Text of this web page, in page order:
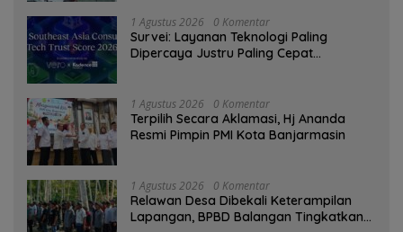
1 Agustus 2026 0 Komentar
Survei: Layanan Teknologi Paling
Dipercaya Justru Paling Cepat
1 Agustus 2026 0 Komentar
‎Terpilih Secara Aklamasi, Hj Ananda
Resmi Pimpin PMI Kota Banjarmasin
1 Agustus 2026 0 Komentar
Relawan Desa Dibekali Keterampilan
Lapangan, BPBD Balangan Tingkatkan